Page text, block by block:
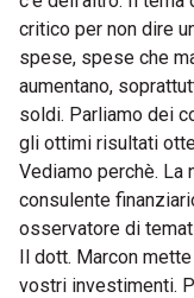
critico per non dire
spese, spese che
aumentano,
soldi. Parliamo dei
gli ottimi risultati
Vediamo perchè. La
consulente
osservatore di
Il dott. Marcon
vostri investimenti.